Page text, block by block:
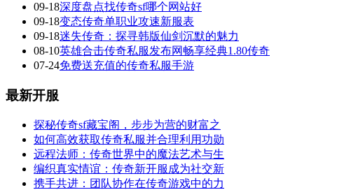
09-18深度盘点找传奇sf哪个网站好
09-18变态传奇单职业攻速新服表
09-18迷失传奇：探寻韩版仙剑沉默的魅力
08-10英雄合击传奇私服发布网畅享经典1.80传奇
07-24免费送充值的传奇私服手游
最新开服
探秘传奇sf藏宝阁，步步为营的财富之
如何高效获取传奇私服并合理利用功勋
远程法师：传奇世界中的魔法艺术与生
编织真实情谊：传奇新开服成为社交新
携手共进：团队协作在传奇游戏中的力